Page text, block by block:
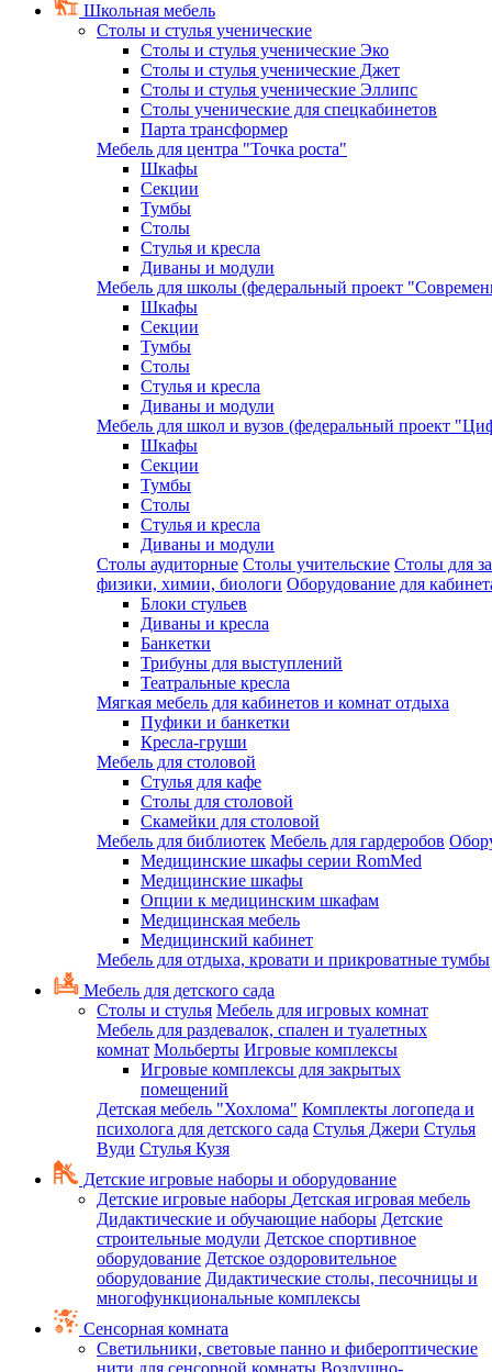
Школьная мебель
Столы и стулья ученические
Столы и стулья ученические Эко
Столы и стулья ученические Джет
Столы и стулья ученические Эллипс
Столы ученические для спецкабинетов
Парта трансформер
Мебель для центра "Точка роста"
Шкафы
Секции
Тумбы
Столы
Стулья и кресла
Диваны и модули
Мебель для школы (федеральный проект
Шкафы
Секции
Тумбы
Столы
Стулья и кресла
Диваны и модули
Мебель для школ и вузов (федеральный проект
Шкафы
Секции
Тумбы
Столы
Стулья и кресла
Диваны и модули
Столы аудиторные Столы учительские Столы для
физики, химии, биологи Оборудование для
Блоки стульев
Диваны и кресла
Банкетки
Трибуны для выступлений
Театральные кресла
Мягкая мебель для кабинетов и комнат отдыха
Пуфики и банкетки
Кресла-груши
Мебель для столовой
Cтулья для кафе
Cтолы для столовой
Скамейки для столовой
Мебель для библиотек Мебель для гардеробов
Медицинские шкафы серии RomMed
Медицинские шкафы
Опции к медицинским шкафам
Медицинская мебель
Медицинский кабинет
Мебель для отдыха, кровати и прикроватные тумбы
Мебель для детского сада
Столы и стулья Мебель для игровых комнат
Мебель для раздевалок, спален и туалетных
комнат Мольберты Игровые комплексы
Игровые комплексы для закрытых
помещений
Детская мебель "Хохлома" Комплекты логопеда и
психолога для детского сада Стулья Джери Стулья
Вуди Стулья Кузя
Детские игровые наборы и оборудование
Детские игровые наборы Детская игровая мебель
Дидактические и обучающие наборы Детские
строительные модули Детское спортивное
оборудование Детское оздоровительное
оборудование Дидактические столы, песочницы и
многофункциональные комплексы
Сенсорная комната
Светильники, световые панно и фибероптические
нити для сенсорной комнаты Воздушно-